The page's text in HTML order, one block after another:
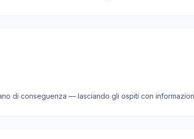
di conseguenza — lasciando gli ospiti con